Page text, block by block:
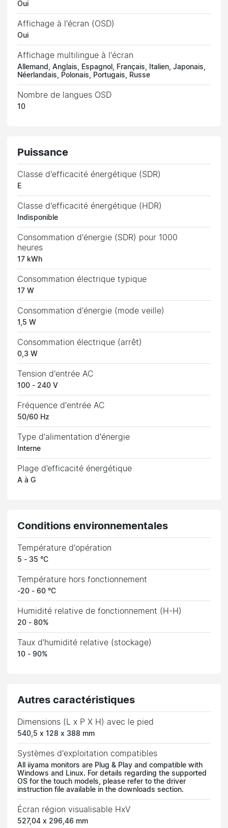
Oui
Affichage à l'écran (OSD)
Oui
Affichage multilingue à l'écran
Allemand, Anglais, Espagnol, Français, Italien, Japonais,
Néerlandais, Polonais, Portugais, Russe
Nombre de langues OSD
10
Puissance
Classe d'efficacité énergétique (SDR)
E
Classe d'efficacité énergétique (HDR)
Indisponible
Consommation d'énergie (SDR) pour 1000
heures
17 kWh
Consommation électrique typique
17 W
Consommation d'énergie (mode veille)
1,5 W
Consommation électrique (arrêt)
0,3 W
Tension d'entrée AC
100 - 240 V
Fréquence d'entrée AC
50/60 Hz
Type d'alimentation d'énergie
Interne
Plage d’efficacité énergétique
A à G
Conditions environnementales
Température d'opération
5 - 35 °C
Température hors fonctionnement
-20 - 60 °C
Humidité relative de fonctionnement (H-H)
20 - 80%
Taux d'humidité relative (stockage)
10 - 90%
Autres caractéristiques
Dimensions (L x P X H) avec le pied
540,5 x 128 x 388 mm
Systèmes d'exploitation compatibles
All iiyama monitors are Plug & Play and compatible with
Windows and Linux. For details regarding the supported
OS for the touch models, please refer to the driver
instruction file available in the downloads section.
Écran région visualisable HxV
527,04 x 296,46 mm